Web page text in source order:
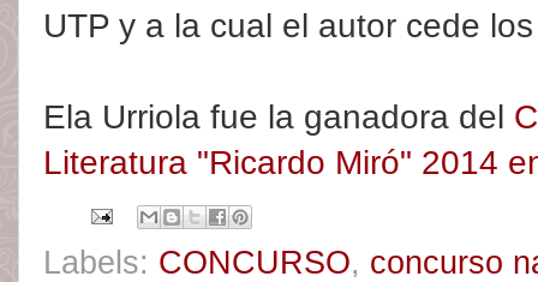
UTP y a la cual el autor cede
Ela Urriola fue la ganadora del
Literatura "Ricardo Miró" 2014
Labels: CONCURSO, concurso